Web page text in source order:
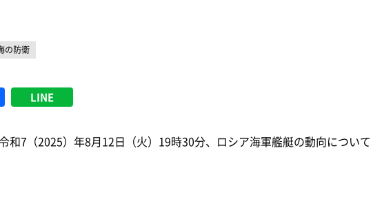
の防衛
LINE
和7（2025）年8月12日（火）19時30分、ロシア海軍艦艇の動向について